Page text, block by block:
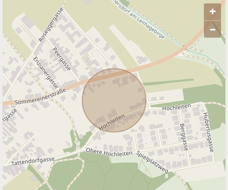
+
–
ANBIETER KONTAKTIEREN